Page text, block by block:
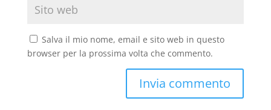
Salva il mio nome, email e sito web in questo
browser per la prossima volta che commento.